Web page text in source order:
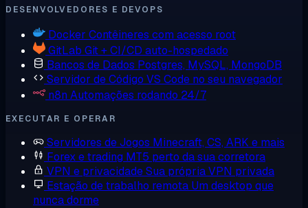
DESENVOLVEDORES E DEVOPS
Docker Contêineres com acesso root
GitLab Git + CI/CD auto-hospedado
Bancos de Dados Postgres, MySQL, MongoDB
Servidor de Código VS Code no seu navegador
n8n Automações rodando 24/7
EXECUTAR E OPERAR
Servidores de Jogos Minecraft, CS, ARK e mais
Forex e trading MT5 perto da sua corretora
VPN e privacidadeSua própria VPN privada
Estação de trabalho remota Um desktop que
nunca dorme